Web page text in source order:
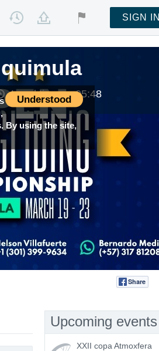
Understood
By using the site,
SIGN IN
Local time —05:48
Share
Upcoming events
XXII copa Atmoxfera